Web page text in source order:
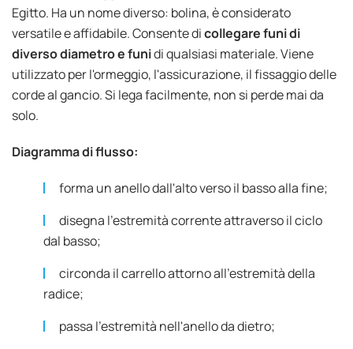
Egitto. Ha un nome diverso: bolina, è considerato
versatile e affidabile. Consente dicollegare funi di
diverso diametro e funidi qualsiasi materiale. Viene
utilizzato per l'ormeggio, l'assicurazione, il fissaggio delle
corde al gancio. Si lega facilmente, non si perde mai da
solo.
Diagramma di flusso:
forma un anello dall'alto verso il basso alla fine;
disegna l'estremità corrente attraverso il ciclo
dal basso;
circonda il carrello attorno all'estremità della
radice;
passa l'estremità nell'anello da dietro;